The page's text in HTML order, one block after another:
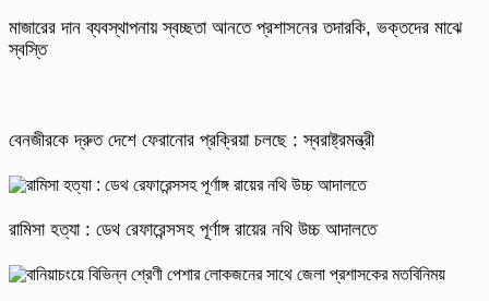
মাজারের দান ব্যবস্থাপনায় স্বচ্ছতা আনতে প্রশাসনের তদারকি, ভক্তদের মাঝে
স্বস্তি
বেনজীরকে দ্রুত দেশে ফেরানোর প্রক্রিয়া চলছে : স্বরাষ্ট্রমন্ত্রী
রামিসা হত্যা : ডেথ রেফারেন্সসহ পূর্ণাঙ্গ রায়ের নথি উচ্চ আদালতে